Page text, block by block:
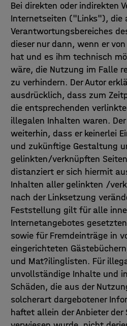
Bei direkten oder indirekten
Internetseiten ("Links"), die
Verantwortungsbereiches
dieser nur dann, wenn er
hat und es ihm technisch
wäre, die Nutzung im Falle
zu verhindern. Der Autor
ausdrücklich, dass zum
die entsprechenden
illegalen Inhalten waren.
weiterhin, dass er keinerlei
und zukünftige Gestaltung
gelinkten/verknüpften
distanziert er sich hiermit
Inhalten aller gelinkten /
nach der Linksetzung
Feststellung gilt für alle
Internetangebotes
sowie für Fremdeinträge in
eingerichteten
und Mat?ilinglisten. Für
unvollständige Inhalte und
Schäden, die aus der
solcherart dargebotener
haftet allein der Anbieter